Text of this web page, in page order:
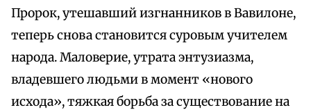
Пророк, утешавший изгнанников в Вавилоне,
теперь снова становится суровым учителем
народа. Маловерие, утрата энтузиазма,
владевшего людьми в момент «нового
исхода», тяжкая борьба за существование на